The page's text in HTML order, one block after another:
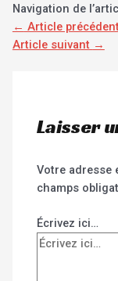
Navigation de
← Article
Article suivant →
Laisser
Votre adresse
champs
Écrivez ici…